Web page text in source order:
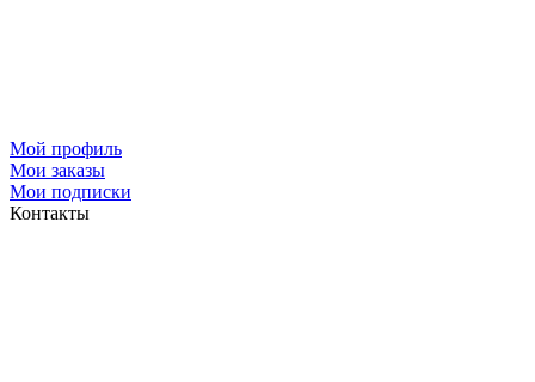
Мой профиль
Мои заказы
Мои подписки
Контакты